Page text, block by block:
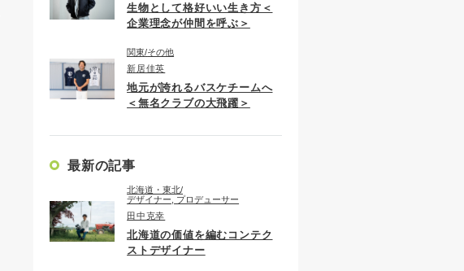
生物として格好いい生き方＜
企業理念が仲間を呼ぶ＞
関東 その他
新居佳英
地元が誇れるバスケチームへ
＜無名クラブの大飛躍＞
最新の記事
北海道・東北
デザイナー, プロデューサー
田中克幸
北海道の価値を編むコンテク
ストデザイナー